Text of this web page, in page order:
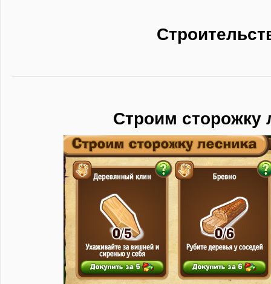
Строим сторожку